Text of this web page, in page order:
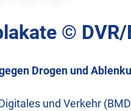
© DVR/
Drogen und
und Verkehr